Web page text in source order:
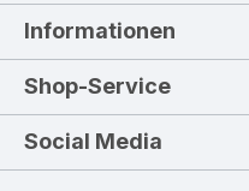
Informationen
Shop-Service
Social Media